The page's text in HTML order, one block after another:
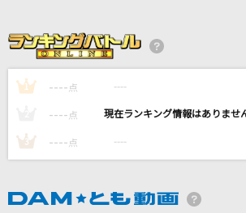
まふまふ
Kiss and Cry
[生音]ただ君に晴れ
1 ---- 点 ----
---- 点 ----
3 ---- 点 ----